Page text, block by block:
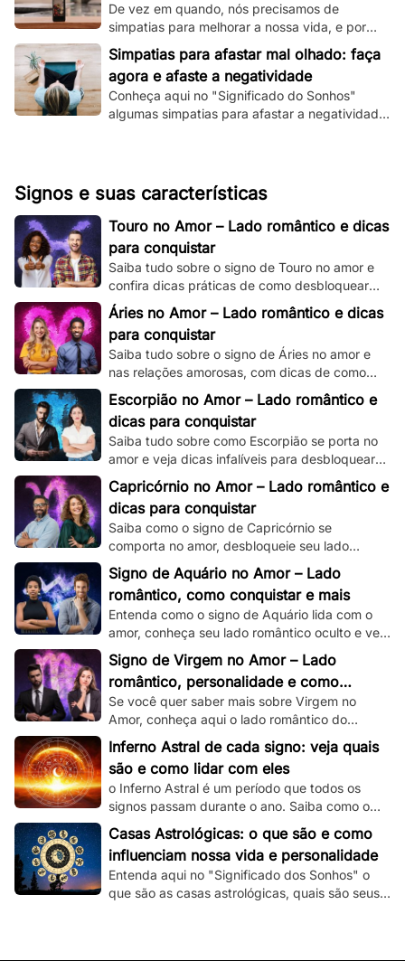
De vez em quando, nós precisamos de
simpatias para melhorar a nossa vida, e por
isso, veja aqui as melhores que utilizam
vinagre!
Simpatias para afastar mal olhado: faça
agora e afaste a negatividade
Conheça aqui no "Significado do Sonhos"
algumas simpatias para afastar a negatividade
Signos e suas características
Touro no Amor – Lado romântico e dicas
para conquistar
Saiba tudo sobre o signo de Touro no amor e
confira dicas práticas de como desbloquear
seu lado romântico!
Áries no Amor – Lado romântico e dicas
para conquistar
Saiba tudo sobre o signo de Áries no amor e
nas relações amorosas, com dicas de como
destravar seu intenso e ardente lado
romântico.
Escorpião no Amor – Lado romântico e
dicas para conquistar
Saiba tudo sobre como Escorpião se porta no
amor e veja dicas infalíveis para desbloquear
seu misterioso e enigmático lado romântico.
Capricórnio no Amor – Lado romântico e
dicas para conquistar
Saiba como o signo de Capricórnio se
comporta no amor, desbloqueie seu lado
romântico e veja dicas de como conquistar um
capricorniano!
Signo de Aquário no Amor – Lado
romântico, como conquistar e mais
Entenda como o signo de Aquário lida com o
amor, conheça seu lado romântico oculto e veja
dicas de como conquistar um aquariano!
Signo de Virgem no Amor – Lado
romântico, personalidade e como
conquistar
Se você quer saber mais sobre Virgem no
Amor, conheça aqui o lado romântico do
virginiano e confira dicas de como conquistá-
lo.
Inferno Astral de cada signo: veja quais
são e como lidar com eles
o Inferno Astral é um período que todos os
signos passam durante o ano. Saiba como o
seu signo é atingido e como lidar com essa
fase.
Casas Astrológicas: o que são e como
influenciam nossa vida e personalidade
Entenda aqui no "Significado dos Sonhos" o
que são as casas astrológicas, quais são seus